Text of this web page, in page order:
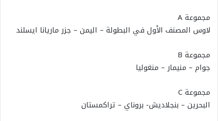
مجموعة A
لاوس المصنف الأول في البطولة – اليمن – جزر ماريانا ايسلند
مجموعة B
جوام – منيمار – منغوليا
مجموعة C
البحرين – بنجلاديش- بروناي – تراكمستان